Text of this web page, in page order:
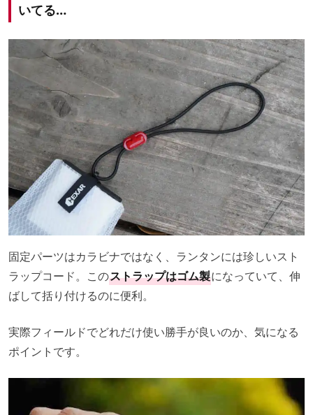
いてる…
固定パーツはカラビナではなく、ランタンには珍しいスト
ラップコード。このストラップはゴム製になっていて、伸
ばして括り付けるのに便利。
実際フィールドでどれだけ使い勝手が良いのか、気になる
ポイントです。